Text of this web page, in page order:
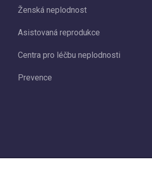
Ženská neplodnost
Asistovaná reprodukce
Centra pro léčbu neplodnosti
Prevence